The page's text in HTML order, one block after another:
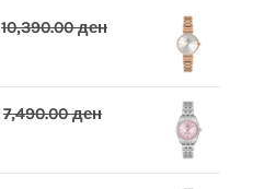
10,390.00ден
7,490.00ден